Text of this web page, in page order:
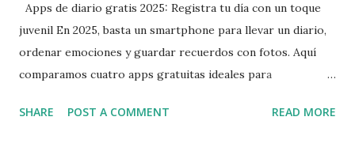
Apps de diario gratis 2025: Registra tu día con un toque
juvenil En 2025, basta un smartphone para llevar un diario,
ordenar emociones y guardar recuerdos con fotos. Aquí
comparamos cuatro apps gratuitas ideales para
que mejor se adapte a tus necesidades. Goodiary Puntos
SHARE POST A COMMENT READ MORE